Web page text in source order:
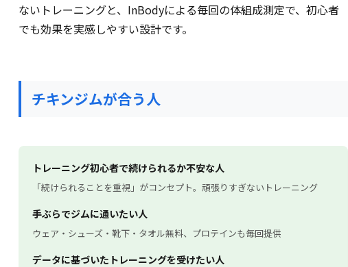
ないトレーニングと、InBodyによる毎回の体組成測定で、初心者
でも効果を実感しやすい設計です。
チキンジムが合う人
トレーニング初心者で続けられるか不安な人
「続けられることを重視」がコンセプト。頑張りすぎないトレーニング
手ぶらでジムに通いたい人
ウェア・シューズ・靴下・タオル無料、プロテインも毎回提供
データに基づいたトレーニングを受けたい人